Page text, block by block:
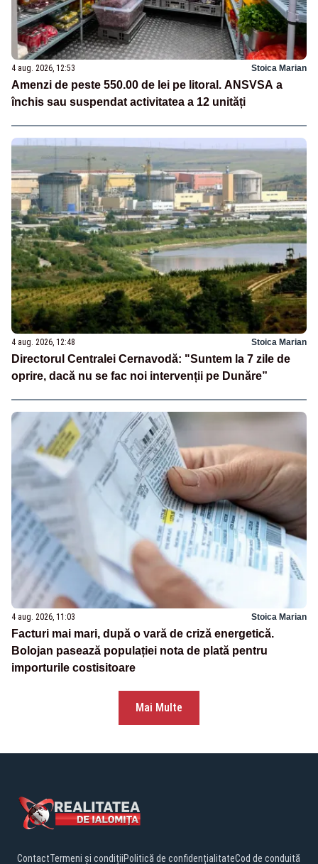
4 aug. 2026, 12:53 Stoica Marian
Amenzi de peste 550.00 de lei pe litoral. ANSVSA a
închis sau suspendat activitatea a 12 unități
4 aug. 2026, 12:48 Stoica Marian
Directorul Centralei Cernavodă: "Suntem la 7 zile de
oprire, dacă nu se fac noi intervenții pe Dunăre”
4 aug. 2026, 11:03 Stoica Marian
Facturi mai mari, după o vară de criză energetică.
Bolojan pasează populației nota de plată pentru
importurile costisitoare
Mai Multe
ContactTermeni și condițiiPolitică de confidențialitateCod de conduită